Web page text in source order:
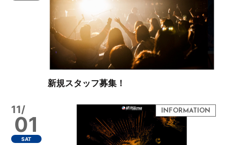
新規スタッフ募集！
11/
01
SAT